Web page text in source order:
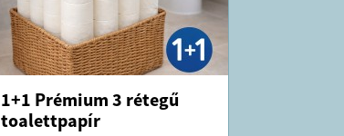
1+1 Prémium 3 rétegű
toalettpapír